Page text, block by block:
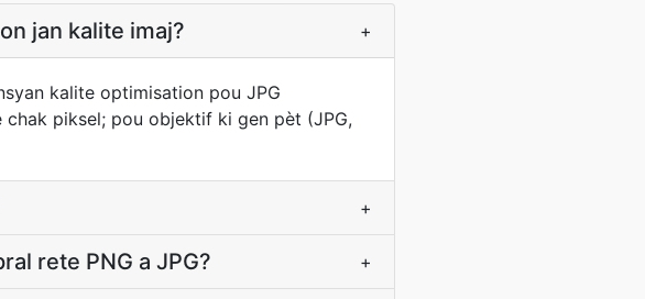
jan kalite imaj? +
kalite optimisation pou JPG
chak piksel; pou objektif ki gen pèt (JPG,
+
rete PNG a JPG? +